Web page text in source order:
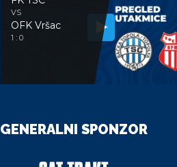
VS
OFK Vršac
1 : 0
GENERALNI SPONZOR